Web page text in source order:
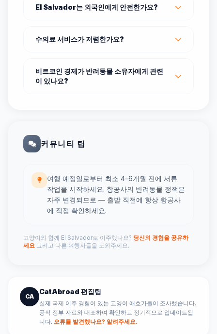
El Salvador는 외국인에게 안전한가요?
수의료 서비스가 저렴한가요?
비트코인 경제가 반려동물 소유자에게 관련
이 있나요?
커뮤니티 팁
여행 예정일로부터 최소 4–6개월 전에 서류
작업을 시작하세요. 항공사의 반려동물 정책은
자주 변경되므로 — 출발 직전에 항상 항공사
에 직접 확인하세요.
고양이와 함께 El Salvador로 이주했나요? 당신의 경험을 공유하
세요 그리고 다른 여행자들을 도와주세요.
CA
CatAbroad 편집팀
실제 국제 이주 경험이 있는 고양이 애호가들이 조사했습니다.
공식 정부 자료와 대조하여 확인하고 정기적으로 업데이트됩
니다. 오류를 발견했나요? 알려주세요.